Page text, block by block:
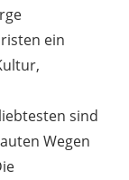
ein
sind
Wegen